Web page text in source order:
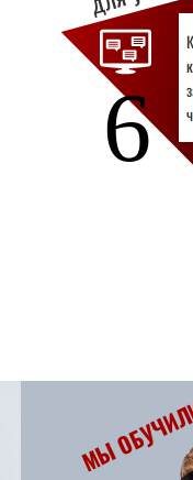
6
МЫ